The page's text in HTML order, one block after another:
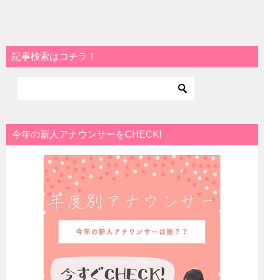
記事検索はコチラ！
今年の新人アナウンサーをCHECK!